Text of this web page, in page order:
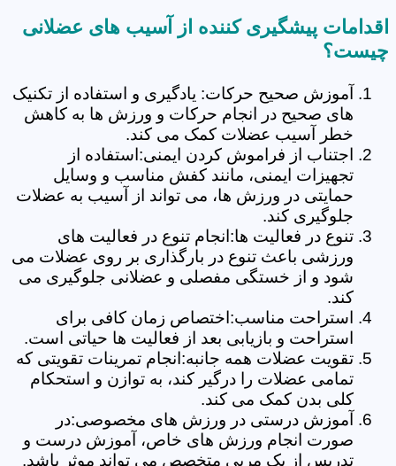
اقدامات پیشگیری کننده از آسیب های عضلانی
چیست؟
آموزش صحیح حرکات: یادگیری و استفاده از تکنیک
های صحیح در انجام حرکات و ورزش ها به کاهش
خطر آسیب عضلات کمک می کند.
اجتناب از فراموش کردن ایمنی:استفاده از
تجهیزات ایمنی، مانند کفش مناسب و وسایل
حمایتی در ورزش ها، می تواند از آسیب به عضلات
جلوگیری کند.
تنوع در فعالیت ها:انجام تنوع در فعالیت های
ورزشی باعث تنوع در بارگذاری بر روی عضلات می
شود و از خستگی مفصلی و عضلانی جلوگیری می
کند.
استراحت مناسب:اختصاص زمان کافی برای
استراحت و بازیابی بعد از فعالیت ها حیاتی است.
تقویت عضلات همه جانبه:انجام تمرینات تقویتی که
تمامی عضلات را درگیر کند، به توازن و استحکام
کلی بدن کمک می کند.
آموزش درستی در ورزش های مخصوصی:در
صورت انجام ورزش های خاص، آموزش درست و
تدریس از یک مربی متخصص می تواند موثر باشد.